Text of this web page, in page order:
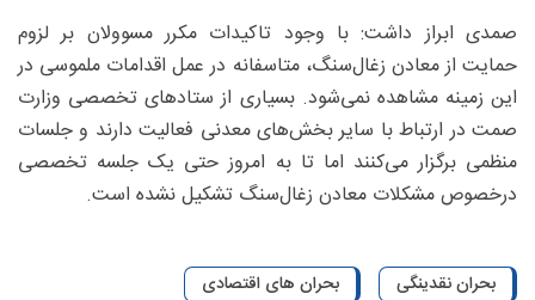
صمدی ابراز داشت: با وجود تاکیدات مکرر مسوولان بر لزوم
حمایت از معادن زغال‌سنگ، متاسفانه در عمل اقدامات ملموسی در
این زمینه مشاهده نمی‌شود. بسیاری از ستادهای تخصصی وزارت
صمت در ارتباط با سایر بخش‌های معدنی فعالیت دارند و جلسات
منظمی برگزار می‌کنند اما تا به امروز حتی یک جلسه تخصصی
درخصوص مشکلات معادن زغال‌سنگ تشکیل نشده است.
بحران نقدینگی
بحران های اقتصادی